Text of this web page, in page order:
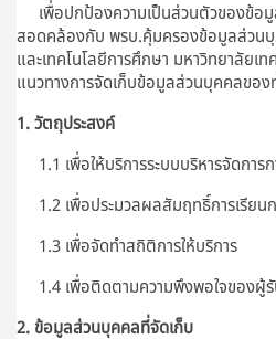
เพื่อปกป้องความเป็นส่วนตัวของข้อมู
สอดคล้องกับ พรบ.คุ้มครองข้อมูลส่วน
และเทคโนโลยีการศึกษา มหาวิทยาลัยเ
แนวทางการจัดเก็บข้อมูลส่วนบุคคลของ
1. วัตถุประสงค์
1.1 เพื่อให้บริการระบบบริหารจัดการ
1.2 เพื่อประมวลผลสัมฤทธิ์การเรียน
1.3 เพื่อจัดทำสถิติการให้บริการ
1.4 เพื่อติดตามความพึงพอใจของผู้รั
2. ข้อมูลส่วนบุคคลที่จัดเก็บ